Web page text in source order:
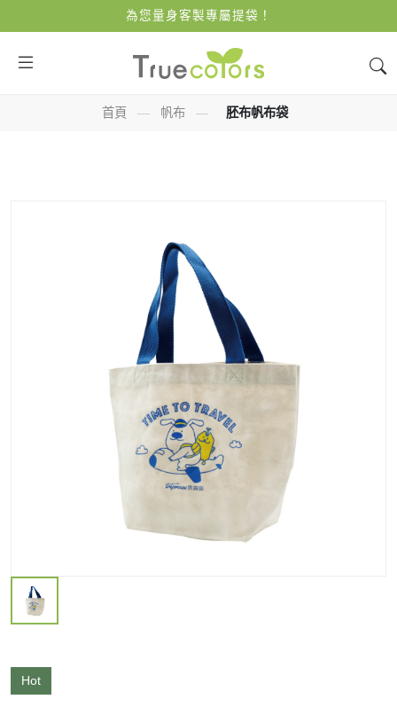
為您量身客製專屬提袋！
首頁 — 帆布 — 胚布帆布袋
Hot